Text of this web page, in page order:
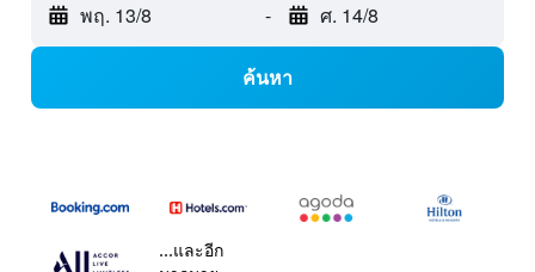
พฤ. 13/8 - ศ. 14/8
ค้นหา
...และอีก